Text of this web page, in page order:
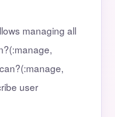
managing all
user